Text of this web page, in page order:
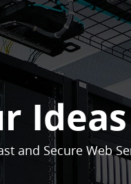
and Secure Web